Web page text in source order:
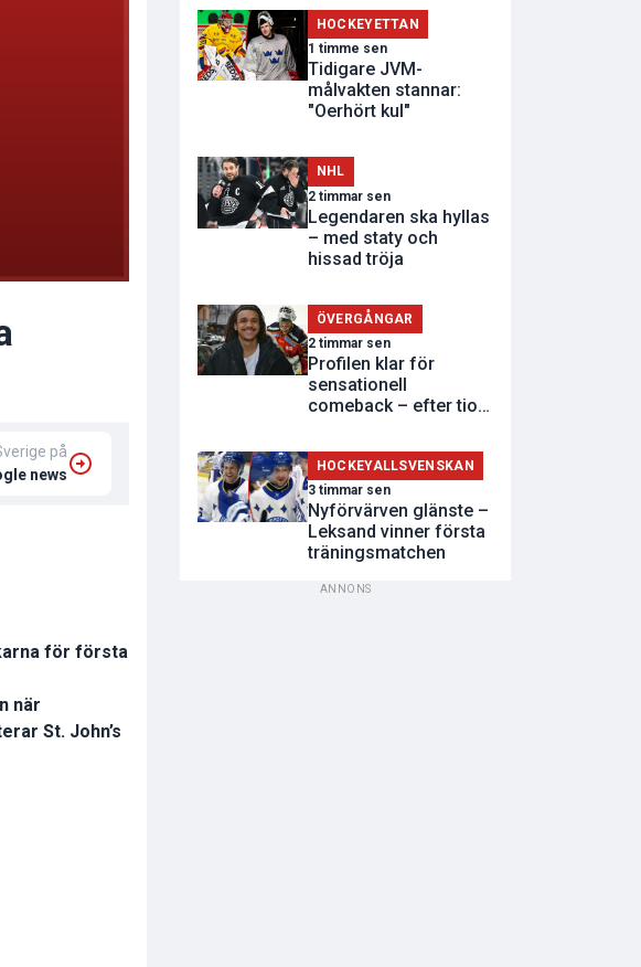
på
news
för första
när
St. John’s
HOCKEYETTAN
1 timme sen
Tidigare JVM-
målvakten stannar:
"Oerhört kul"
NHL
2 timmar sen
Legendaren ska hyllas
– med staty och
hissad tröja
ÖVERGÅNGAR
2 timmar sen
Profilen klar för
sensationell
comeback – efter tio
HOCKEYALLSVENSKAN
3 timmar sen
Nyförvärven glänste –
Leksand vinner första
träningsmatchen
ANNONS